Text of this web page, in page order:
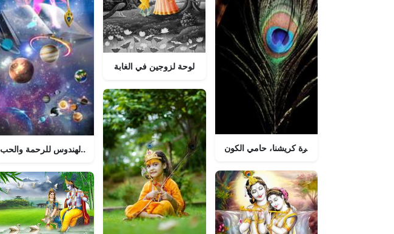
اللورد كريشنا يلعب مع البقرة والجوبية.
اللورد كريشنا، إله الهندوس للرحمة والحب
لوحة لزوجين في الغابة
أسطورة كريشنا، حامي الكون